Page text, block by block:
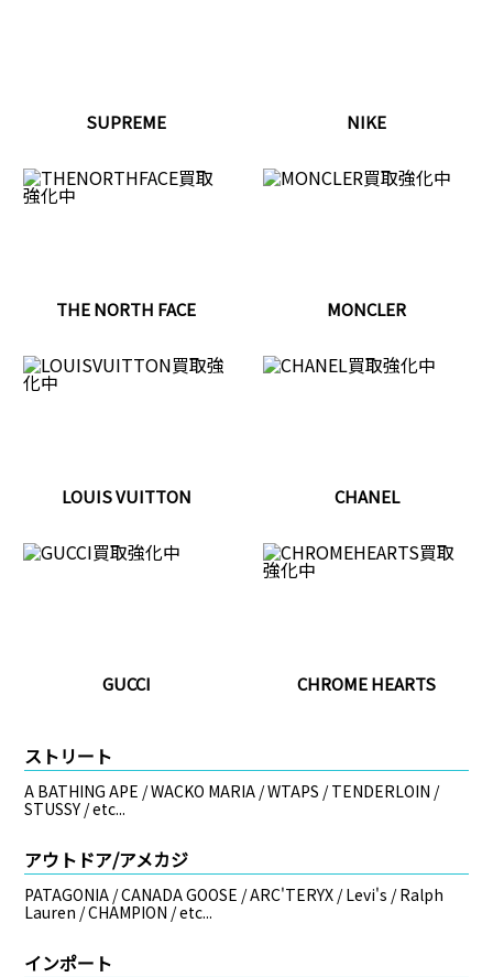
SUPREME NIKE
THE NORTH FACE MONCLER
LOUIS VUITTON CHANEL
GUCCI CHROME HEARTS
ストリート
A BATHING APE / WACKO MARIA / WTAPS / TENDERLOIN /
STUSSY / etc...
アウトドア/アメカジ
PATAGONIA / CANADA GOOSE / ARC'TERYX / Levi's / Ralph
Lauren / CHAMPION / etc...
インポート